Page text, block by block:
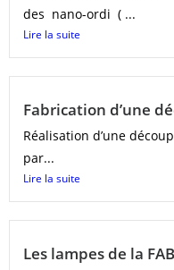
des nano-ordi ( ...
Lire la suite
Fabrication d’une
Réalisation d’une
par...
Lire la suite
Les lampes de la